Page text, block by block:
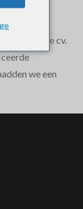
zouden
schriftelijke cv.
we een